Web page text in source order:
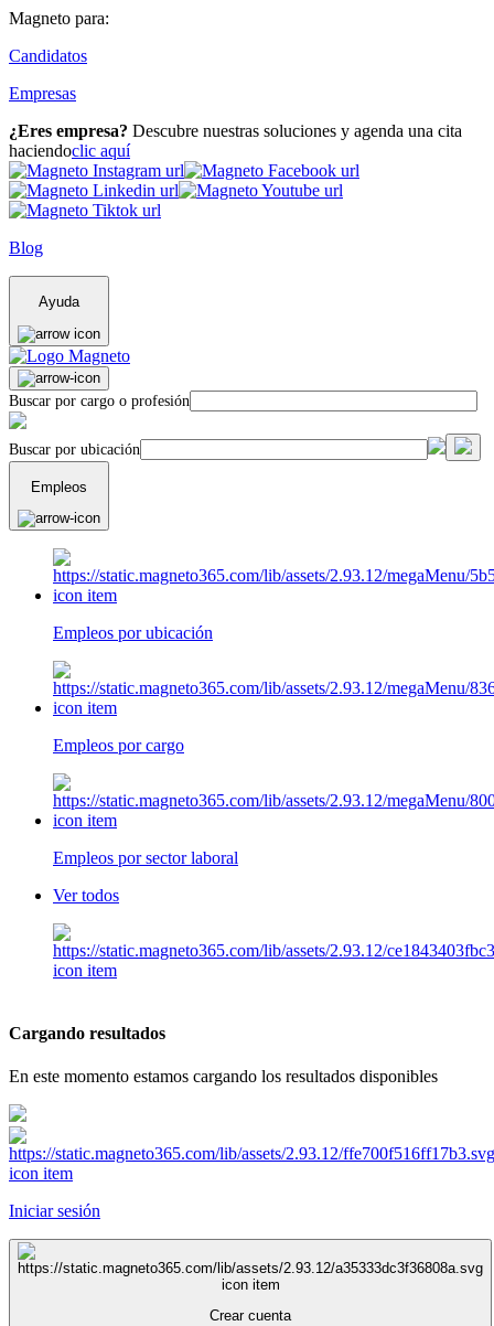
Magneto para:
Candidatos
Empresas
¿Eres empresa? Descubre nuestras soluciones y agenda una cita
haciendoclic aquí
Blog
Ayuda
Buscar por cargo o profesión
Buscar por ubicación
Empleos
Empleos por ubicación
Empleos por cargo
Empleos por sector laboral
Ver todos
Cargando resultados
En este momento estamos cargando los resultados disponibles
Iniciar sesión
Crear cuenta